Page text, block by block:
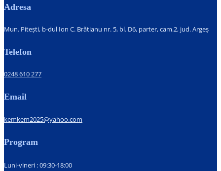
Adresa
Mun. Pitești, b-dul Ion C. Brătianu nr. 5, bl. D6, parter, cam.2, jud. Argeș
Telefon
0248 610 277
Email
kemkem2025@yahoo.com
Program
Luni-vineri : 09:30-18:00